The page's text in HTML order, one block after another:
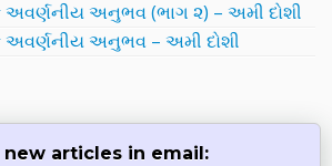
અવર્ણનીય અનુભવ (ભાગ ૨) – અમી દોશી
અવર્ણનીય અનુભવ – અમી દોશી
new articles in email: